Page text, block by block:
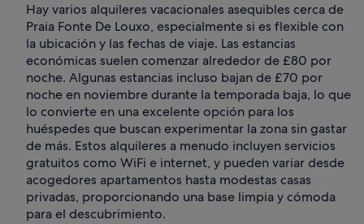
Hay varios alquileres vacacionales asequibles cerca de
Praia Fonte De Louxo, especialmente si es flexible con
la ubicación y las fechas de viaje. Las estancias
económicas suelen comenzar alrededor de £80 por
noche. Algunas estancias incluso bajan de £70 por
noche en noviembre durante la temporada baja, lo que
lo convierte en una excelente opción para los
huéspedes que buscan experimentar la zona sin gastar
de más. Estos alquileres a menudo incluyen servicios
gratuitos como WiFi e internet, y pueden variar desde
acogedores apartamentos hasta modestas casas
privadas, proporcionando una base limpia y cómoda
para el descubrimiento.